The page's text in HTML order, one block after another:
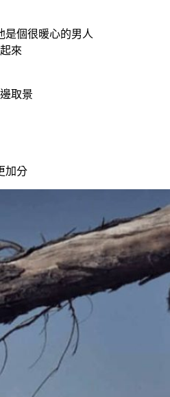
是個很暖心的男人
來
取景
加分